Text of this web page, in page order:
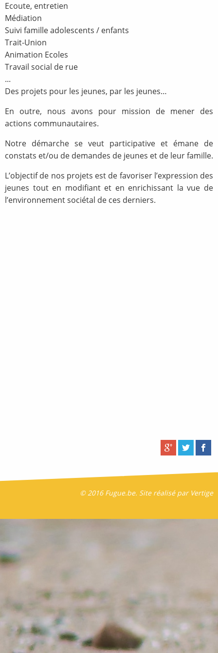
Ecoute, entretien
Médiation
Suivi famille adolescents / enfants
Trait-Union
Animation Ecoles
Travail social de rue
...
Des projets pour les jeunes, par les jeunes…
En outre, nous avons pour mission de mener des
actions communautaires.
Notre démarche se veut participative et émane de
constats et/ou de demandes de jeunes et de leur famille.
L’objectif de nos projets est de favoriser l’expression des
jeunes tout en modifiant et en enrichissant la vue de
l’environnement sociétal de ces derniers.
© 2016 Fugue.be. Site réalisé par Vertige